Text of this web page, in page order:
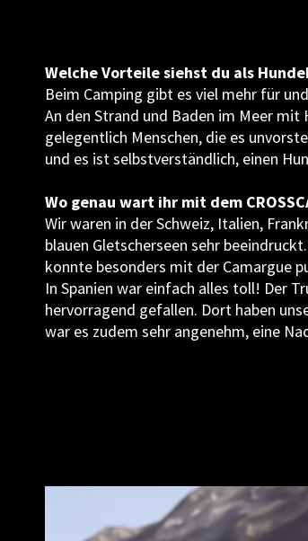
Welche Vorteile siehst du als
Beim Camping gibt es viel mehr für
An den Strand und Baden im Meer
gelegentlich Menschen, die es
und es ist selbstverständlich, einen
Wo genau wart ihr mit dem
Wir waren in der Schweiz, Italien,
blauen Gletscherseen sehr
konnte besonders mit der Camargue
In Spanien war einfach alles toll! Der
hervorragend gefallen. Dort haben
war es zudem sehr angenehm, eine